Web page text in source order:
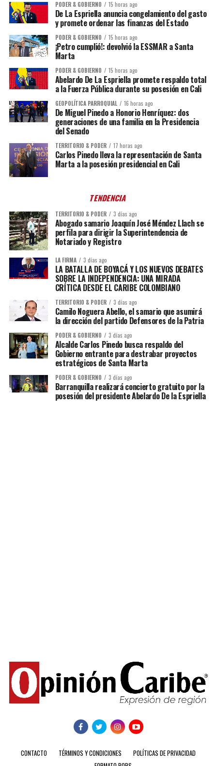
PODER & GOBIERNO 15 horas ago
De La Espriella anuncia congelamiento del gasto
y promete ordenar las finanzas del Estado
PODER & GOBIERNO 15 horas ago
¡Petro cumplió!: devolvió la ESSMAR a Santa
Marta
PODER & GOBIERNO 15 horas ago
Abelardo De La Espriella promete respaldo total
a la Fuerza Pública durante su posesión en Cali
GEOPOLÍTICA PARROQUIAL 16 horas ago
De Miguel Pinedo a Honorio Henríquez: dos
generaciones de una familia en la Presidencia
del Senado
TERRITORIO & PODER 17 horas ago
Carlos Pinedo lleva la representación de Santa
Marta a la posesión presidencial en Cali
TENDENCIA
TERRITORIO & PODER 3 días ago
Abogado samario Joaquín José Méndez Llach se
perfila para dirigir la Superintendencia de
Notariado y Registro
LA FIRMA 3 días ago
LA BATALLA DE BOYACÁ Y LOS NUEVOS DEBATES
SOBRE LA INDEPENDENCIA: UNA MIRADA
CRÍTICA DESDE EL CARIBE COLOMBIANO
TERRITORIO & PODER 3 días ago
Camilo Noguera Abello, el samario que asumirá
la dirección del partido Defensores de la Patria
PODER & GOBIERNO 3 días ago
Alcalde Carlos Pinedo busca respaldo del
Gobierno entrante para destrabar proyectos
estratégicos de Santa Marta
PODER & GOBIERNO 3 días ago
Barranquilla realizará concierto gratuito por la
posesión del presidente Abelardo De la Espriella
CONTACTO TÉRMINOS Y CONDICIONES
POLÍTICAS DE PRIVACIDAD